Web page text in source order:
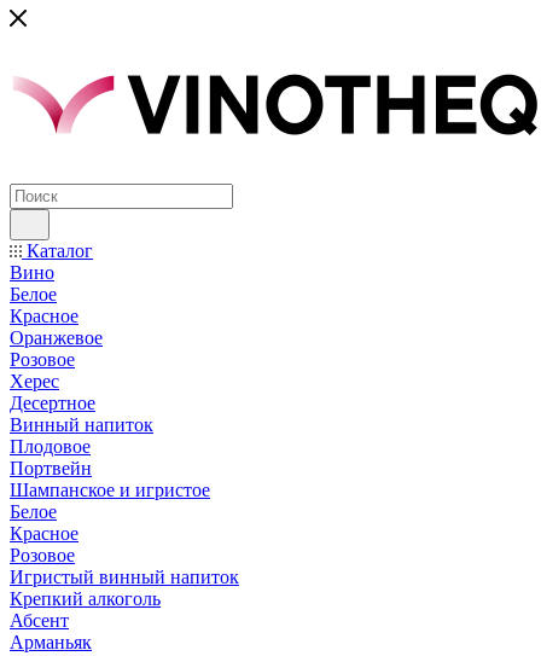
Каталог
Вино
Белое
Красное
Оранжевое
Розовое
Херес
Десертное
Винный напиток
Плодовое
Портвейн
Шампанское и игристое
Белое
Красное
Розовое
Игристый винный напиток
Крепкий алкоголь
Абсент
Арманьяк